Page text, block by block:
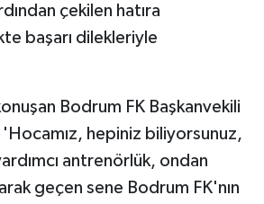
çekilen hatıra
başarı dilekleriyle
Bodrum FK Başkanvekili
hepiniz biliyorsunuz,
antrenörlük, ondan
geçen sene Bodrum FK'nın